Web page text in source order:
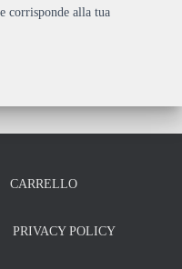
corrisponde alla tua
CARRELLO
PRIVACY POLICY